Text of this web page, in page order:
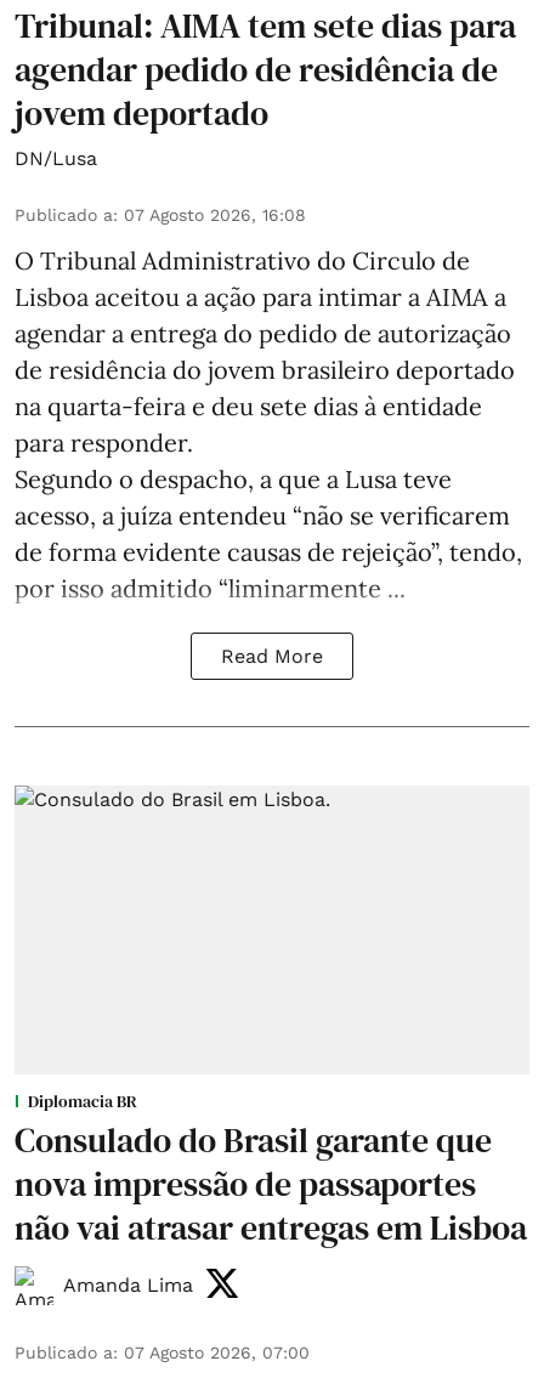
Tribunal: AIMA tem sete dias para
agendar pedido de residência de
jovem deportado
DN/Lusa
Publicado a: 07 Agosto 2026, 16:08
O Tribunal Administrativo do Circulo de
Lisboa aceitou a ação para intimar a AIMA a
agendar a entrega do pedido de autorização
de residência do jovem brasileiro deportado
na quarta-feira e deu sete dias à entidade
para responder.
Segundo o despacho, a que a Lusa teve
acesso, a juíza entendeu “não se verificarem
de forma evidente causas de rejeição”, tendo,
por isso admitido “liminarmente ...
Read More
Diplomacia BR
Consulado do Brasil garante que
nova impressão de passaportes
não vai atrasar entregas em Lisboa
Amanda Lima
Publicado a: 07 Agosto 2026, 07:00